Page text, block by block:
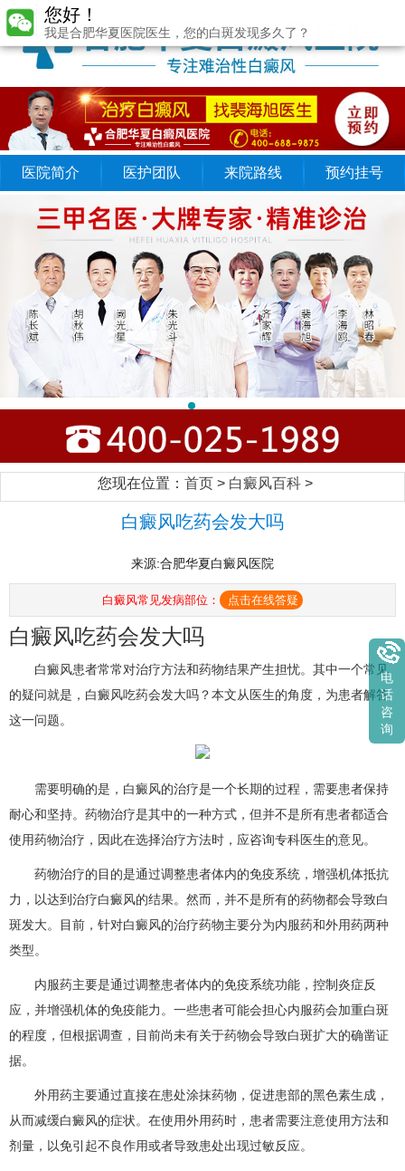
医院简介 医护团队 来院路线 预约挂号
您现在位置： 首页 > 白癜风百科 >
白癜风吃药会发大吗
来源:合肥华夏白癜风医院
白癜风常见发病部位： 点击在线答疑
白癜风吃药会发大吗
白癜风患者常常对治疗方法和药物结果产生担忧。其中一个常见
的疑问就是，白癜风吃药会发大吗？本文从医生的角度，为患者解答
这一问题。
需要明确的是，白癜风的治疗是一个长期的过程，需要患者保持
耐心和坚持。药物治疗是其中的一种方式，但并不是所有患者都适合
使用药物治疗，因此在选择治疗方法时，应咨询专科医生的意见。
药物治疗的目的是通过调整患者体内的免疫系统，增强机体抵抗
力，以达到治疗白癜风的结果。然而，并不是所有的药物都会导致白
斑发大。目前，针对白癜风的治疗药物主要分为内服药和外用药两种
类型。
内服药主要是通过调整患者体内的免疫系统功能，控制炎症反
应，并增强机体的免疫能力。一些患者可能会担心内服药会加重白斑
的程度，但根据调查，目前尚未有关于药物会导致白斑扩大的确凿证
据。
外用药主要通过直接在患处涂抹药物，促进患部的黑色素生成，
从而减缓白癜风的症状。在使用外用药时，患者需要注意使用方法和
剂量，以免引起不良作用或者导致患处出现过敏反应。
您好！
我是合肥华夏医院医生，您的白斑发现多久了？
电
话
咨
询